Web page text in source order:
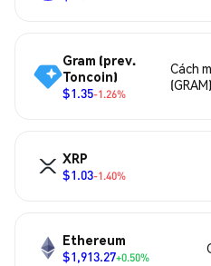
Gram (prev.
Toncoin)
$1.35-1.26%
Cách
(GRAM)
XRP
$1.03-1.40%
Ethereum
$1,913.27+0.50%